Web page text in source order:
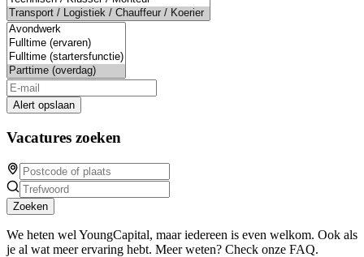
Alert opslaan
Vacatures zoeken
Zoeken
We heten wel YoungCapital, maar iedereen is even welkom. Ook als
je al wat meer ervaring hebt. Meer weten? Check onze FAQ.